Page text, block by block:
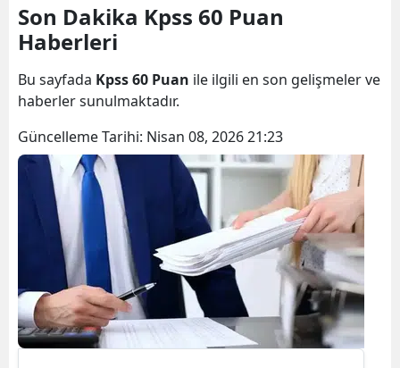
Son Dakika Kpss 60 Puan
Haberleri
Bu sayfada Kpss 60 Puan ile ilgili en son gelişmeler ve
haberler sunulmaktadır.
Güncelleme Tarihi: Nisan 08, 2026 21:23